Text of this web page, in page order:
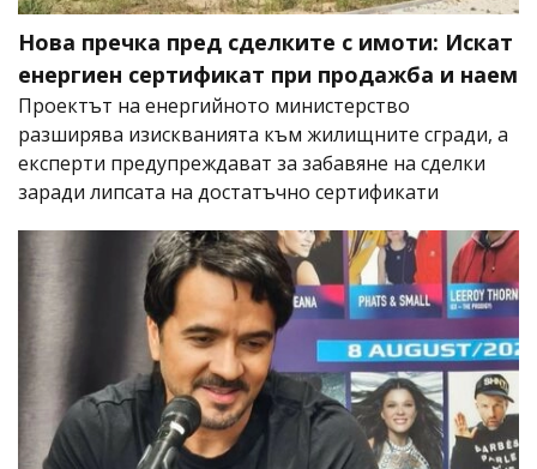
Нова пречка пред сделките с имоти: Искат
енергиен сертификат при продажба и наем
Проектът на енергийното министерство
разширява изискванията към жилищните сгради, а
експерти предупреждават за забавяне на сделки
заради липсата на достатъчно сертификати